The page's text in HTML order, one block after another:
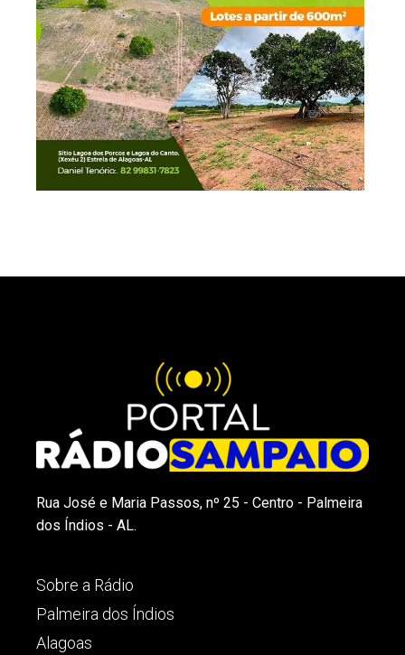
Rua José e Maria Passos, nº 25 - Centro - Palmeira
dos Índios - AL.
Sobre a Rádio
Palmeira dos Índios
Alagoas